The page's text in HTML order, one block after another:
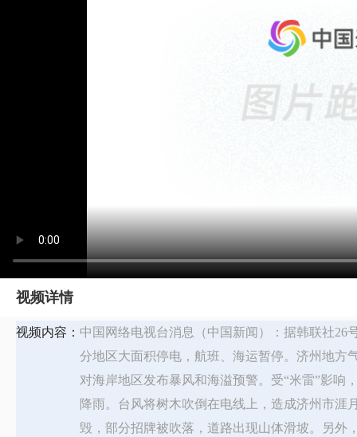
视频详情
视频内容： 中国网络电视台消息（中国新闻）：据韩联社26
分地区大面积停电，航班、海运暂停。济州地方
对海岸地区发布暴风和海溢预警。受“米雷”影响
降雨。台风将树木吹倒在电线上，造成济州市涯
毁，部分招牌被吹落，道路出现山体滑坡。另外